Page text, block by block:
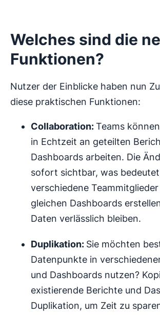
Welches sind die
Funktionen?
Nutzer der Einblicke haben nun
diese praktischen Funktionen:
Collaboration:Teams
in Echtzeit an geteilten
Dashboards arbeiten. Die
sofort sichtbar, was
verschiedene
gleichen Dashboards
Daten verlässlich bleiben.
Duplikation: Sie möchten
Datenpunkte in
und Dashboards nutzen?
existierende Berichte und
Duplikation, um Zeit zu